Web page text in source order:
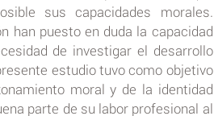
sus capacidades morales.
han puesto en duda la capacidad
de investigar el desarrollo
estudio tuvo como objetivo
moral y de la identidad
parte de su labor profesional al